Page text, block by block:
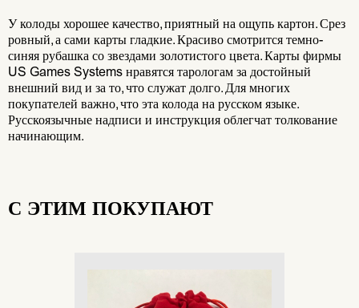
У колоды хорошее качество, приятный на ощупь картон. Срез
ровный, а сами карты гладкие. Красиво смотрится темно-
синяя рубашка со звездами золотистого цвета. Карты фирмы
US Games Systems нравятся тарологам за достойный
внешний вид и за то, что служат долго. Для многих
покупателей важно, что эта колода на русском языке.
Русскоязычные надписи и инструкция облегчат толкование
начинающим.
С ЭТИМ ПОКУПАЮТ